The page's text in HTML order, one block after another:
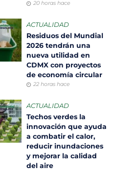
20 horas hace
ACTUALIDAD
Residuos del Mundial
2026 tendrán una
nueva utilidad en
CDMX con proyectos
de economía circular
22 horas hace
ACTUALIDAD
Techos verdes la
innovación que ayuda
a combatir el calor,
reducir inundaciones
y mejorar la calidad
del aire